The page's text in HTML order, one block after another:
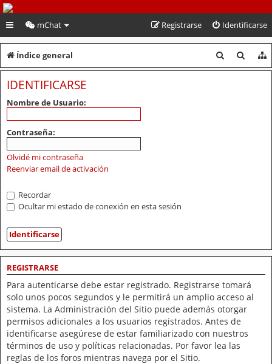
PeruVoley.com
mChat Identificarse
Registrarse
Índice general
u
u
IDENTIFICARSE
Nombre de Usuario:
Contraseña:
Olvidé mi contraseña
Reenviar email de activación
Recordar
Ocultar mi estado de conexión en esta sesión
REGISTRARSE
Para autenticarse debe estar registrado. Registrarse tomará
solo unos pocos segundos y le permitirá un amplio acceso al
sistema. La Administración del Sitio puede además otorgar
permisos adicionales a los usuarios registrados. Antes de
identificarse asegúrese de estar familiarizado con nuestros
términos de uso y políticas relacionadas. Por favor lea las
reglas de los foros mientras navega por el Sitio.